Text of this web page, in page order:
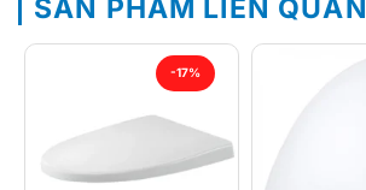
SẢN PHẨM LIÊN QUAN
-17%